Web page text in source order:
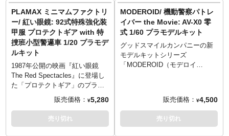
アとして完成した「AV-98」。パ
ーツにより素材を変えるマルチ
マテリアル仕様で、可動域には
ウェザリング塗装した布カバー
を使い、イングラムのシルエッ
トを再現しています。襟の両脇
のパトランプカバーや、右ふく
らはぎのサイドカバーが開閉可
能、右ふくらはぎの中にはハン
とギミック満載。また劇中と同
じく、伸縮ギミックでハンドリ
ボルバーカノンを手にするシー
サイドカバーが開閉可能、右ふ
くらはぎの中にはハンドリボル
バーカノンを収納可能とギミッ
ク満載。また劇中と同じく、伸
縮ギミックでハンドリボルバー
カノンを手にするシーンの再現
も可能です。
ィギュアとして完成した「AV-
98」。パーツにより素材を変え
るマルチマテリアル仕様で、可
動域にはウェザリング塗装した
布カバーを使い、イングラムの
シルエットを再現しています。
襟の両脇のパトランプカバー
や、右ふくらはぎのサイドカバ
中にはハンドリボルバーカノン
を収納可能とギミック満載。ま
た劇中と同じく、伸縮ギミック
めるモデルキットです。
アニメ『機動警察パトレイバ
ー』より、通称”黒いレイバ
ー”「TYPE-J9グリフォン」が
1/60スケールのプラスチックモ
デルになって登場！各関節可
動。フライトユニットに搭載さ
更に多彩な手首パーツが付属
し、劇中で印象的なサムズアッ
プも可能。主素材はPS＆ABS。
PLAMAX ミニマムファクトリ
ー/ 紅い眼鏡: 92式特殊強化装
甲服 プロテクトギア with 特
捜班小型警邏車 1/20 プラモデ
ルキット
1987年公開の映画『紅い眼鏡
The Red Spectacles』に登場し
た「プロテクトギア」のプラス
チックモデルが、「特捜班小型
警邏車」とセットになって登場
です。ファインモールド社とタ
ッグを組み、劇中登場車両の特
販売価格： ¥5,280
売り切れ
MODEROID/ 機動警察パトレ
イバー the Movie: AV-X0 零
式 1/60 プラモデルキット
グッドスマイルカンパニーの新
モデルキットシリーズ
「MODEROID（モデロイ
します。フィギュアファンから
作り込みの模型ファンまで、ス
タイル、ギミック、ともに楽し
販売価格： ¥4,500
売り切れ